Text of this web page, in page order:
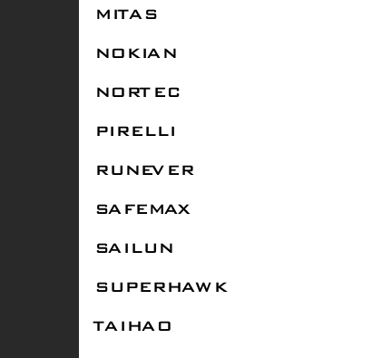
MITAS
NOKIAN
NORTEC
PIRELLI
RUNEVER
SAFEMAX
SAILUN
SUPERHAWK
TAIHAO